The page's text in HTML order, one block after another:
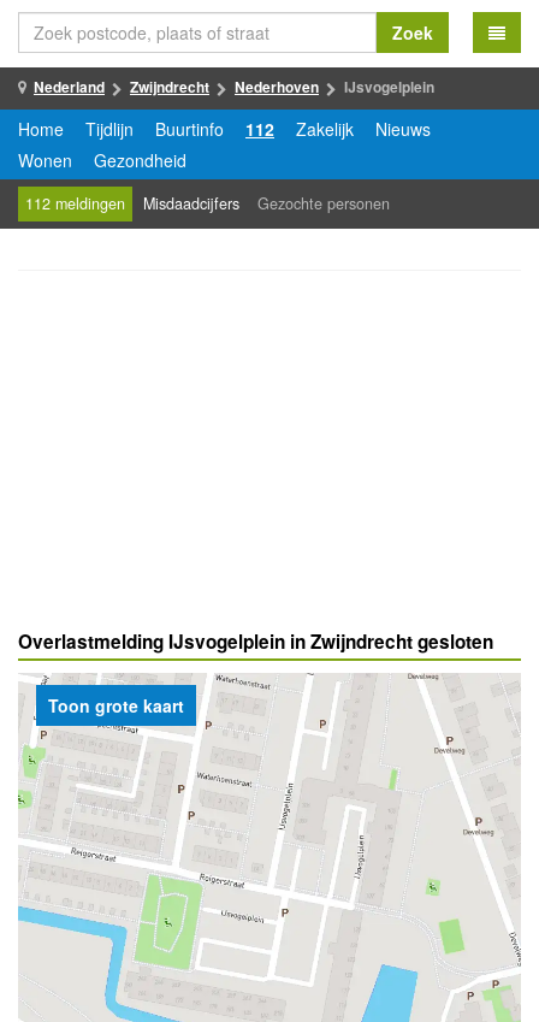
Zoek
Nederland Zwijndrecht Nederhoven IJsvogelplein
Home Tijdlijn Buurtinfo 112 Zakelijk
Nieuws
Wonen
Gezondheid
112 meldingen Misdaadcijfers Gezochte personen
Overlastmelding IJsvogelplein in Zwijndrecht gesloten
Toon grote kaart